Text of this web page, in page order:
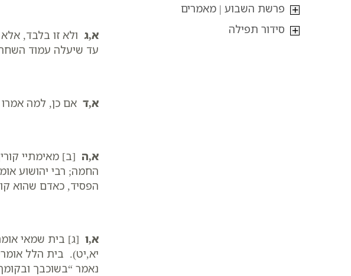
א,ג ולא זו בלבד,
עד שיעלה עמוד
א,ד אם כן, למה
א,ה [ב] מאימתיי
החמה; רבי יהושוע
הפסיד, כאדם שהוא
א,ו [ג] בית שמאי
יא,יט). בית הלל
נאמר “בשוכבך
פרשת השבוע | מאמרים
סידור תפילה